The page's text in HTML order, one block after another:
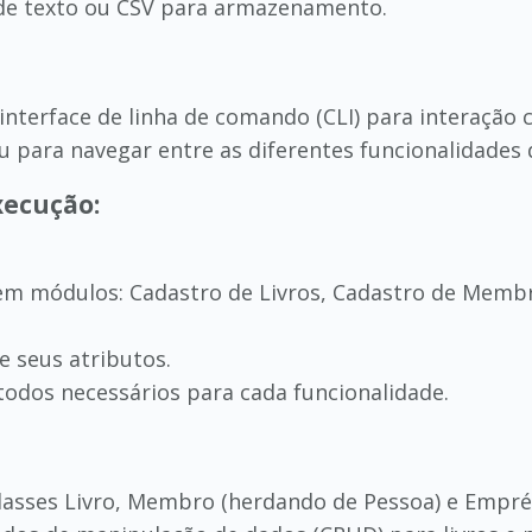
texto ou CSV para armazenamento.
de linha de comando (CLI) para interação
para navegar entre as diferentes funcionalidades
módulos: Cadastro de Livros, Cadastro de
seus atributos.
necessários para cada funcionalidade.
Livro, Membro (herdando de Pessoa) e